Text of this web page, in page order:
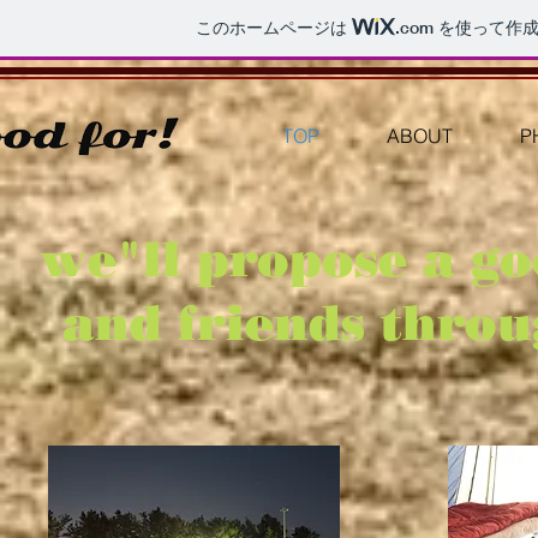
このホームページは .comを使って作
TOP ABOUT
we"ll propose a
and friends